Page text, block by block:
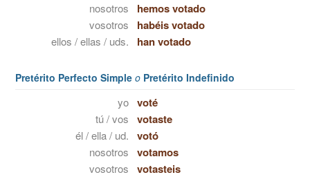
nosotros hemos votado
vosotros habéis votado
ellos / ellas / uds. han votado
Pretérito Perfecto Simple o Pretérito Indefinido
yo voté
tú / vos votaste
él / ella / ud. votó
nosotros votamos
vosotros votasteis